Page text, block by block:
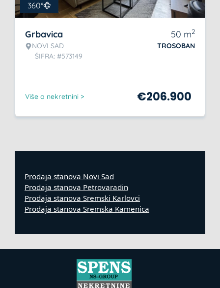
360°
Grbavica
NOVI SAD
ŠIFRA: #573149
50 m2
TROSOBAN
Više o nekretnini > €206.900
Prodaja stanova Novi Sad
Prodaja stanova Petrovaradin
Prodaja stanova Sremski Karlovci
Prodaja stanova Sremska Kamenica